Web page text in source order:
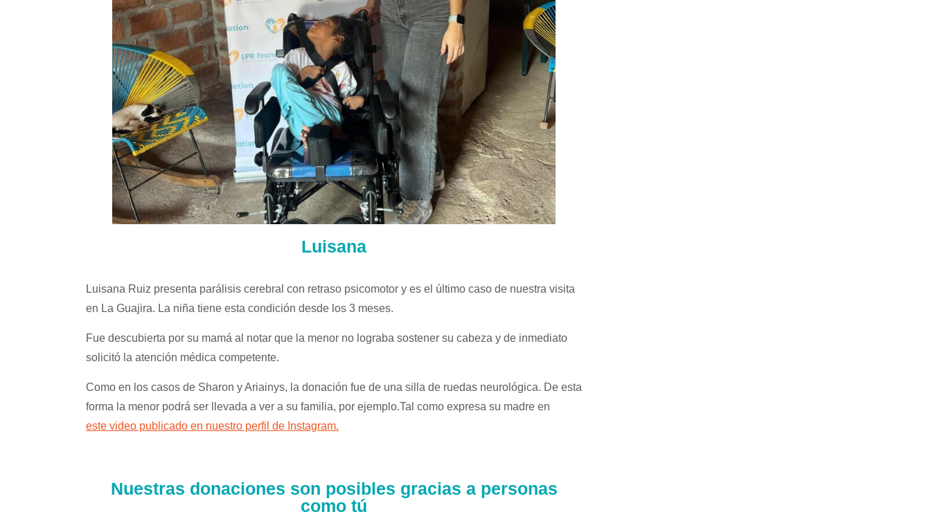
Luisana
Luisana Ruiz presenta parálisis cerebral con retraso psicomotor y es el último caso de nuestra visita
en La Guajira. La niña tiene esta condición desde los 3 meses.
Fue descubierta por su mamá al notar que la menor no lograba sostener su cabeza y de inmediato
solicitó la atención médica competente.
Como en los casos de Sharon y Ariainys, la donación fue de una silla de ruedas neurológica. De esta
forma la menor podrá ser llevada a ver a su familia, por ejemplo.Tal como expresa su madre en
este video publicado en nuestro perfil de Instagram.
Nuestras donaciones son posibles gracias a personas
como tú